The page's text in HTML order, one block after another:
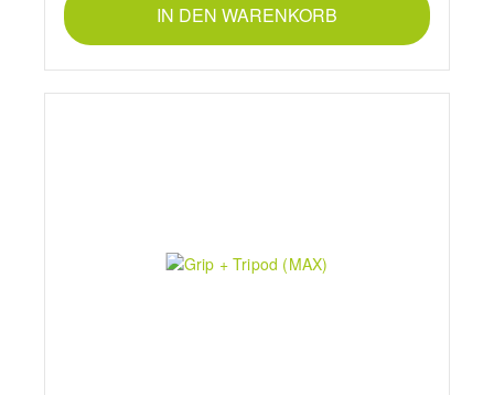
IN DEN WARENKORB